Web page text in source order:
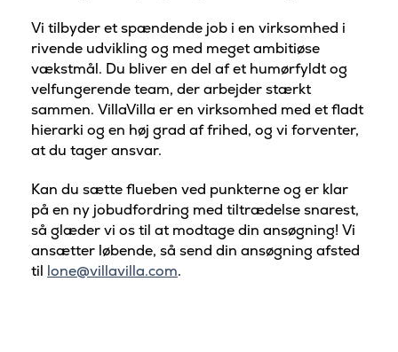
Vi tilbyder et spændende job i en virksomhed i
rivende udvikling og med meget ambitiøse
vækstmål. Du bliver en del af et humørfyldt og
velfungerende team, der arbejder stærkt
sammen. VillaVilla er en virksomhed med et fladt
hierarki og en høj grad af frihed, og vi forventer,
at du tager ansvar.
Kan du sætte flueben ved punkterne og er klar
på en ny jobudfordring med tiltrædelse snarest,
så glæder vi os til at modtage din ansøgning! Vi
ansætter løbende, så send din ansøgning afsted
til lone@villavilla.com.